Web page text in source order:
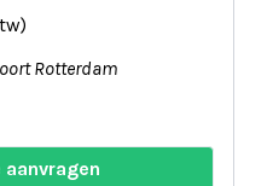
Rotterdam